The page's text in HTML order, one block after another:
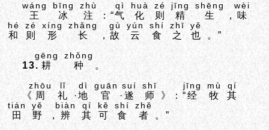
王
wáng
冰
bīng
注
zhù
：“气
qì
化
huà
则
zé
精
jīng
生
shēng
， 味
wèi
和
hé
则
zé
形
xíng
长
zhǎng
，故
gù
云
yún
食
shí
之
zhī
也
yě
。”
13. 耕
gēng
种
zhǒng
。
《 周
zhōu
礼
lǐ
·地
dì
官
guān
· 遂
suí
师
shī
》：“经
jīng
牧
mù
其
qí
田
tián
野
yě
， 辨
biàn
其
qí
可
kě
食
shí
者
zhě
。”